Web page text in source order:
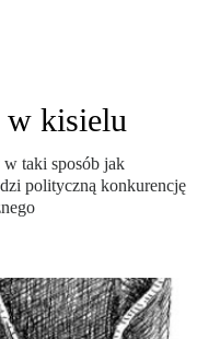
w kisielu
taki sposób jak
polityczną konkurencję